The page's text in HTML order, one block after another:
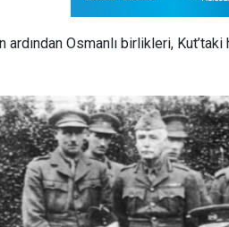
ardından Osmanlı birlikleri,